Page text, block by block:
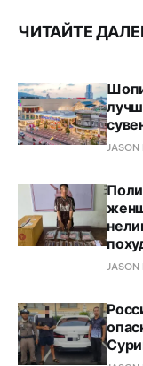
ЧИТАЙТЕ
JASON
JASON